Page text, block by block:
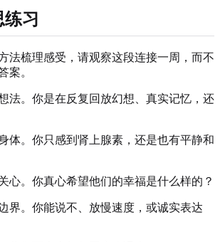
习
法梳理感受，请观察这段连接一周，而不
案。
法。你是在反复回放幻想、真实记忆，还
体。你只感到肾上腺素，还是也有平静和
心。你真心希望他们的幸福是什么样的？
界。你能说不、放慢速度，或诚实表达